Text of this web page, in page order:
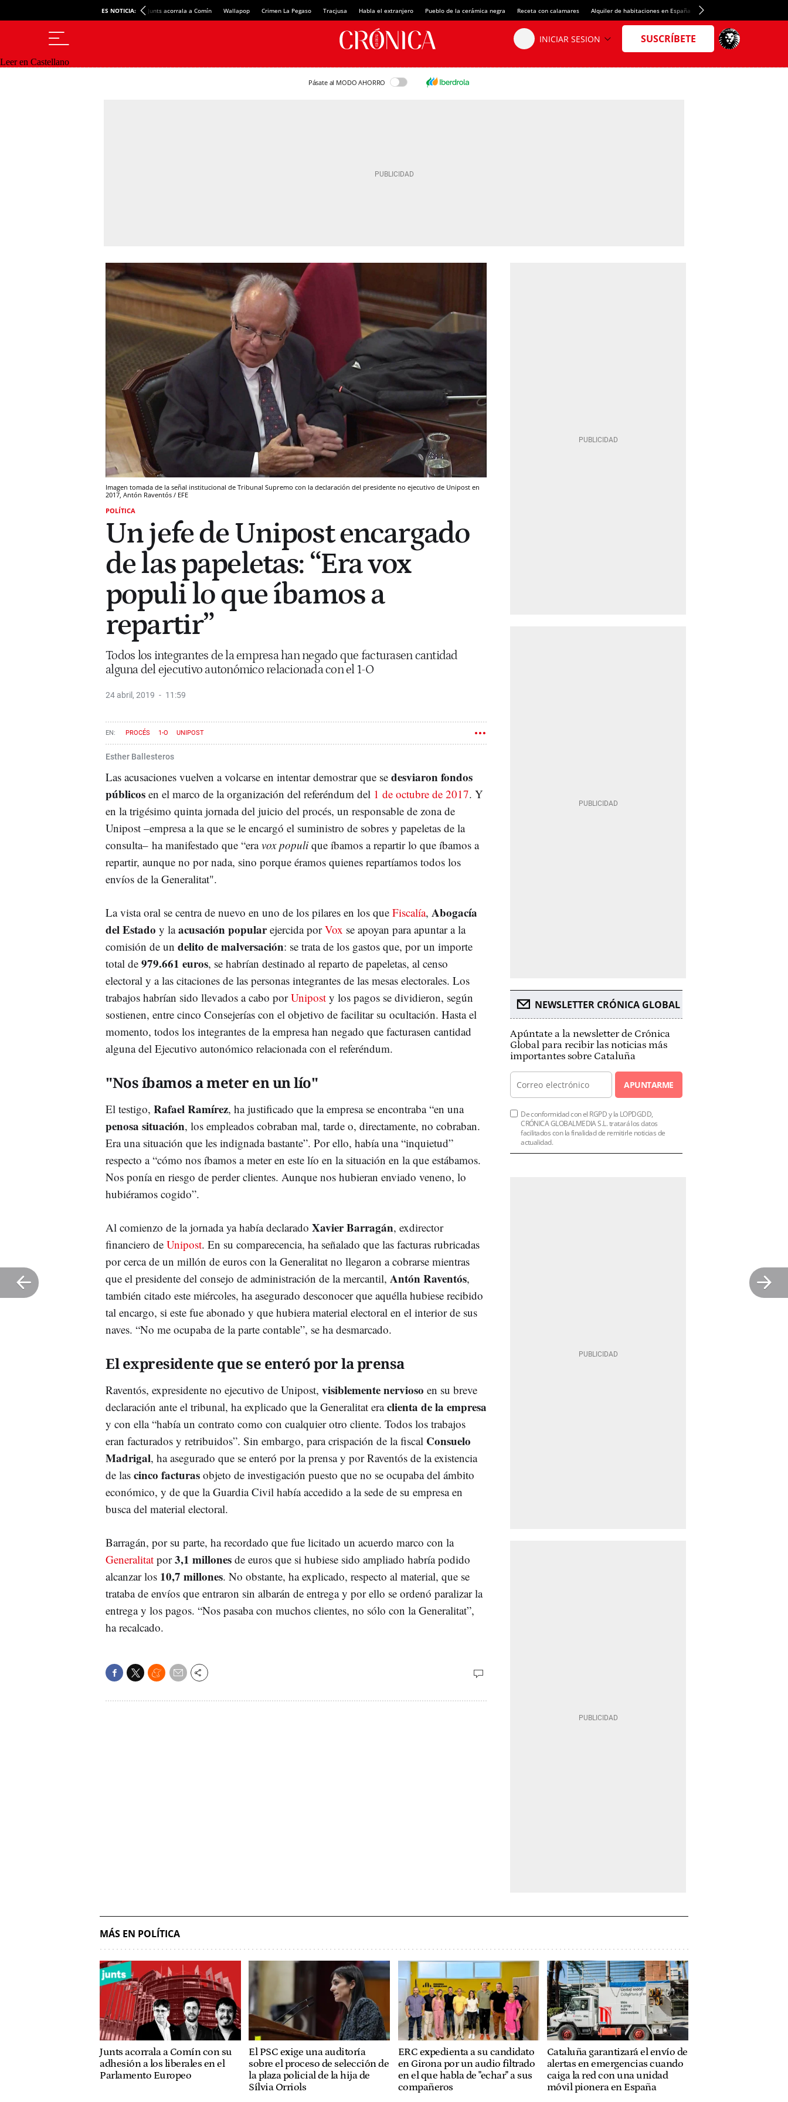
ES NOTICIA: Junts acorrala a Comín Wallapop Crimen La Pegaso Tracjusa Habla el extranjero Pueblo de la cerámica negra Receta con calamares Alquiler de habitaciones en España Crédito del Spotify Camp Nou
Leer en Castellano
Pásate al MODO AHORRO
Imagen tomada de la señal institucional de Tribunal Supremo con la declaración del presidente no ejecutivo de Unipost en
2017, Antón Raventós / EFE
POLÍTICA
Un jefe de Unipost encargado
de las papeletas: “Era vox
populi lo que íbamos a
repartir”
Todos los integrantes de la empresa han negado que facturasen cantidad
alguna del ejecutivo autonómico relacionada con el 1-O
24 abril, 2019 11:59
PROCÉS 1-O UNIPOST
Esther Ballesteros
Las acusaciones vuelven a volcarse en intentar demostrar que se desviaron fondos
públicos en el marco de la organización del referéndum del 1 de octubre de 2017. Y
en la trigésimo quinta jornada del juicio del procés, un responsable de zona de
Unipost –empresa a la que se le encargó el suministro de sobres y papeletas de la
consulta– ha manifestado que “eravox populi que íbamos a repartir lo que íbamos a
repartir, aunque no por nada, sino porque éramos quienes repartíamos todos los
envíos de la Generalitat".
La vista oral se centra de nuevo en uno de los pilares en los que Fiscalía, Abogacía
del Estado y laacusación popularejercida porVox se apoyan para apuntar a la
comisión de un delito de malversación: se trata de los gastos que, por un importe
total de 979.661 euros, se habrían destinado al reparto de papeletas, al censo
electoral y a las citaciones de las personas integrantes de las mesas electorales. Los
trabajos habrían sido llevados a cabo porUnipost y los pagos se dividieron, según
sostienen, entre cinco Consejerías con el objetivo de facilitar su ocultación. Hasta el
momento, todos los integrantes de la empresa han negado que facturasen cantidad
alguna del Ejecutivo autonómico relacionada con el referéndum.
"Nos íbamos a meter en un lío"
El testigo, Rafael Ramírez, ha justificado que la empresa se encontraba “en una
penosa situación, los empleados cobraban mal, tarde o, directamente, no cobraban.
Era una situación que les indignada bastante”. Por ello, había una “inquietud”
respecto a “cómo nos íbamos a meter en este lío en la situación en la que estábamos.
Nos ponía en riesgo de perder clientes. Aunque nos hubieran enviado veneno, lo
hubiéramos cogido”.
Al comienzo de la jornada ya había declarado Xavier Barragán, exdirector
financiero de Unipost. En su comparecencia, ha señalado que las facturas rubricadas
por cerca de un millón de euros con la Generalitat no llegaron a cobrarse mientras
que el presidente del consejo de administración de la mercantil, Antón Raventós,
también citado este miércoles, ha asegurado desconocer que aquélla hubiese recibido
tal encargo, si este fue abonado y que hubiera material electoral en el interior de sus
naves. “No me ocupaba de la parte contable”, se ha desmarcado.
El expresidente que se enteró por la prensa
Raventós, expresidente no ejecutivo de Unipost, visiblemente nervioso en su breve
declaración ante el tribunal, ha explicado que la Generalitat eraclienta de la empresa
y con ella “había un contrato como con cualquier otro cliente. Todos los trabajos
eran facturados y retribuidos”. Sin embargo, para crispación de la fiscal Consuelo
Madrigal, ha asegurado que se enteró por la prensa y por Raventós de la existencia
de las cinco facturas objeto de investigación puesto que no se ocupaba del ámbito
económico, y de que la Guardia Civil había accedido a la sede de su empresa en
busca del material electoral.
Barragán, por su parte, ha recordado que fue licitado un acuerdo marco con la
Generalitat por3,1 millones de euros que si hubiese sido ampliado habría podido
alcanzar los 10,7 millones. No obstante, ha explicado, respecto al material, que se
trataba de envíos que entraron sin albarán de entrega y por ello se ordenó paralizar la
entrega y los pagos. “Nos pasaba con muchos clientes, no sólo con la Generalitat”,
ha recalcado.
NEWSLETTER CRÓNICA GLOBAL
Apúntate a la newsletter de Crónica
Global para recibir las noticias más
importantes sobre Cataluña
APUNTARME
De conformidad con el RGPD y la LOPDGDD,
CRÓNICA GLOBALMEDIA S.L. tratará los datos
facilitados con la finalidad de remitirle noticias de
actualidad.
MÁS EN POLÍTICA
Junts acorrala a Comín con su
adhesión a los liberales en el
Parlamento Europeo
El PSC exige una auditoría
sobre el proceso de selección de
la plaza policial de la hija de
Sílvia Orriols
ERC expedienta a su candidato
en Girona por un audio filtrado
en el que habla de "echar" a sus
compañeros
Cataluña garantizará el envío de
alertas en emergencias cuando
caiga la red con una unidad
móvil pionera en España